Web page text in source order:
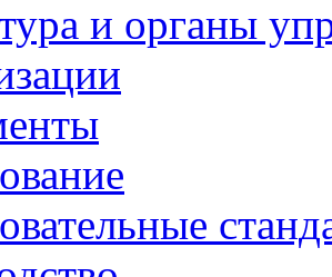
и органы